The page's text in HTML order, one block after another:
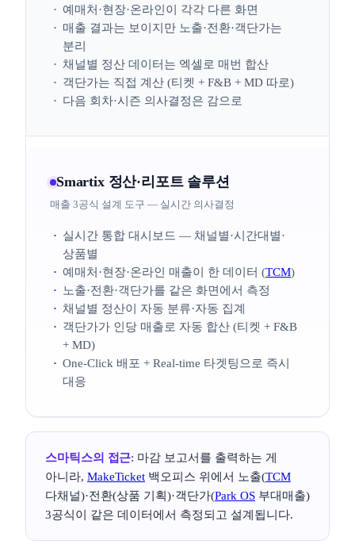
예매처·현장·온라인이 각각 다른 화면
매출 결과는 보이지만 노출·전환·객단가는
분리
채널별 정산 데이터는 엑셀로 매번 합산
객단가는 직접 계산 (티켓 + F&B + MD 따로)
다음 회차·시즌 의사결정은 감으로
Smartix 정산·리포트 솔루션
매출 3공식 설계 도구 — 실시간 의사결정
실시간 통합 대시보드 — 채널별·시간대별·
상품별
예매처·현장·온라인 매출이 한 데이터 (TCM)
노출·전환·객단가를 같은 화면에서 측정
채널별 정산이 자동 분류·자동 집계
객단가가 인당 매출로 자동 합산 (티켓 + F&B
+ MD)
One-Click 배포 + Real-time 타겟팅으로 즉시
대응
스마틱스의 접근: 마감 보고서를 출력하는 게
아니라, MakeTicket 백오피스 위에서 노출(TCM
다채널)·전환(상품 기획)·객단가(Park OS 부대매출)
3공식이 같은 데이터에서 측정되고 설계됩니다.